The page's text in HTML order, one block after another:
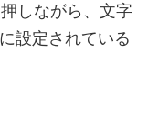
しながら、文字
設定されている